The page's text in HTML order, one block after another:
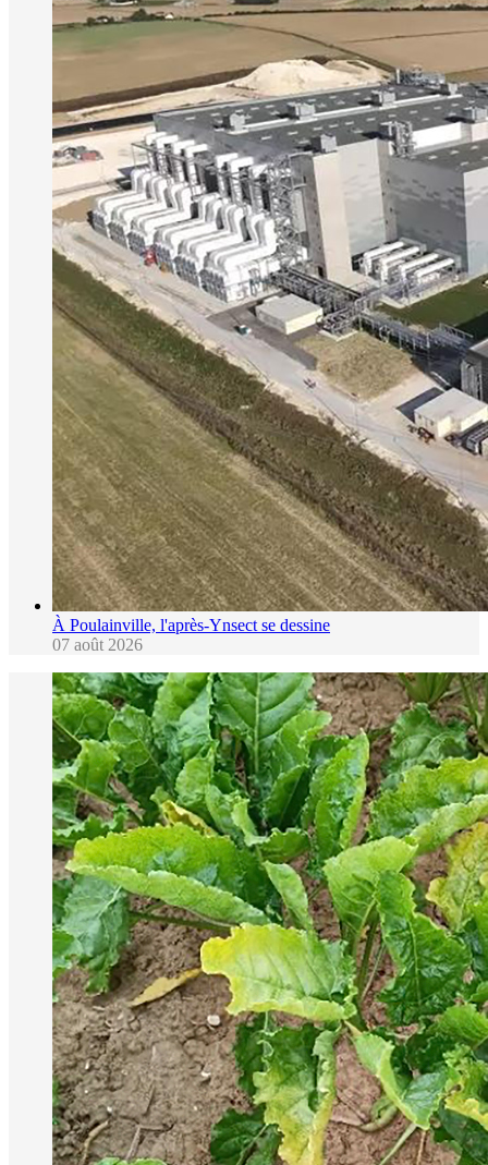
À Poulainville, l'après-Ynsect se dessine
07 août 2026